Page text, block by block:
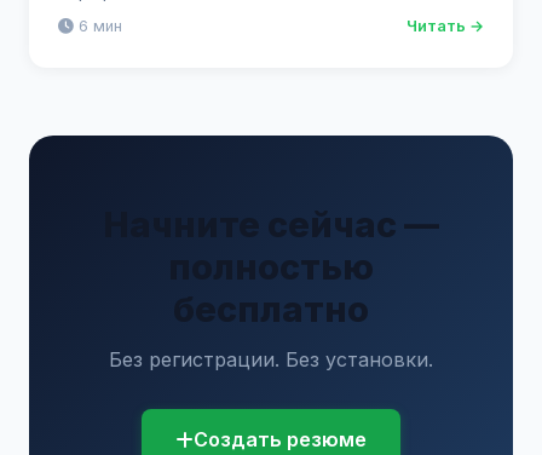
6 мин Читать →
Начните сейчас —
полностью
бесплатно
Без регистрации. Без установки.
Создать резюме